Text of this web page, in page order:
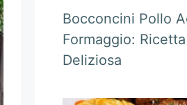
Bocconcini Pollo
Formaggio:
Deliziosa